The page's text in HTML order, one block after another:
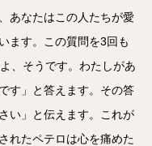
あなたはこの人たちが愛
ます。この質問を3回も
、そうです。わたしがあ
す」と答えます。その答
い」と伝えます。これが
れたペテロは心を痛めた